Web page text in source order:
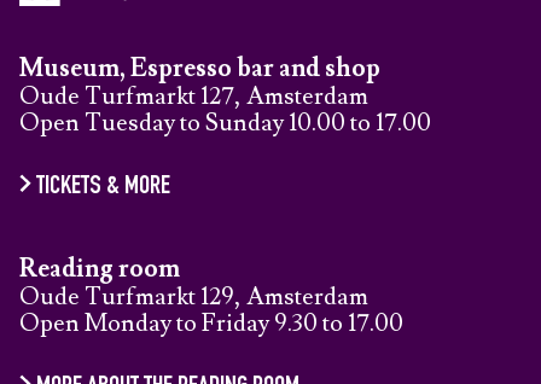
Museum, Espresso bar and shop
Oude Turfmarkt 127, Amsterdam
Open Tuesday to Sunday 10.00 to 17.00
TICKETS & MORE
Reading room
Oude Turfmarkt 129, Amsterdam
Open Monday to Friday 9.30 to 17.00